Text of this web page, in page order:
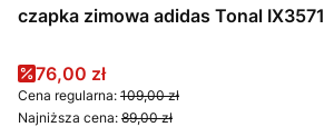
czapka zimowa adidas Tonal IX3571
Cena promocyjna
76,00 zł
Cena regularna: 109,00 zł
Najniższa cena: 89,00 zł